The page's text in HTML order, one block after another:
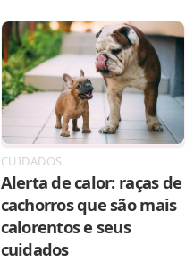
CUIDADOS
Alerta de calor: raças de
cachorros que são mais
calorentos e seus
cuidados